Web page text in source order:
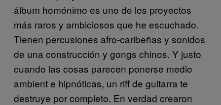
álbum homónimo es uno de los proyectos
más raros y ambiciosos que he escuchado.
Tienen percusiones afro-caribeñas y sonidos
de una construcción y gongs chinos. Y justo
cuando las cosas parecen ponerse medio
ambient e hipnóticas, un riff de guitarra te
destruye por completo. En verdad crearon